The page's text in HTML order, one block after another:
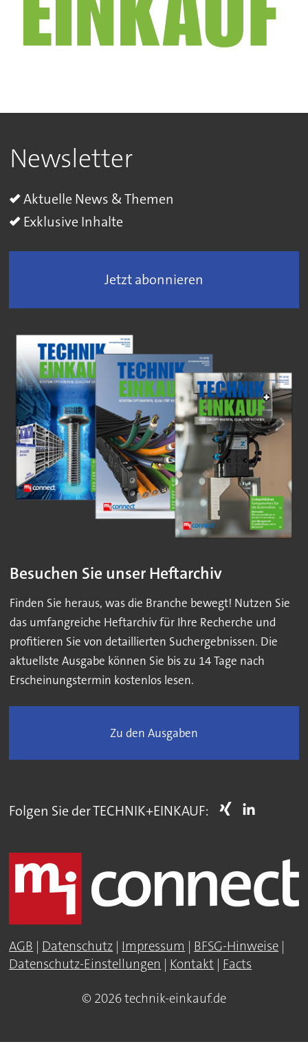
Newsletter
Aktuelle News & Themen
Exklusive Inhalte
Jetzt abonnieren
Besuchen Sie unser Heftarchiv
Finden Sie heraus, was die Branche bewegt! Nutzen Sie
das umfangreiche Heftarchiv für Ihre Recherche und
profitieren Sie von detaillierten Suchergebnissen. Die
aktuellste Ausgabe können Sie bis zu 14 Tage nach
Erscheinungstermin kostenlos lesen.
Zu den Ausgaben
Folgen Sie der TECHNIK+EINKAUF:
AGB | Datenschutz | Impressum | BFSG-Hinweise |
Datenschutz-Einstellungen | Kontakt | Facts
© 2026 technik-einkauf.de